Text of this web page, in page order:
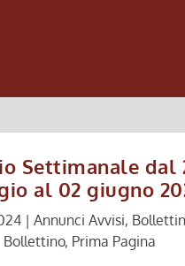
Settimanale dal
al 02 giugno
| Annunci Avvisi,
Bollettino, Prima Pagina